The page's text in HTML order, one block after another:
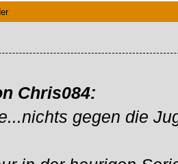
Chris084:
gegen die